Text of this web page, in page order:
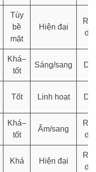
Tùy
bề
mặt
Hiện đại
Rất
dễ
Khá–
tốt
Sáng/sang Dễ
Tốt Linh hoạt Dễ
Khá–
tốt
Ấm/sang
Rất
dễ
Khá Hiện đại
Rất
dễ